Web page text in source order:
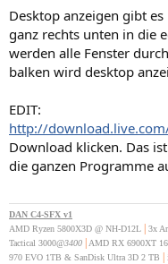
Desktop anzeigen gibt
ganz rechts unten in die
werden alle Fenster
balken wird desktop
EDIT:
http://
Download klicken. Das
die ganzen Programme
DAN C4-SFX v1
AMD Ryzen 5800X3D @ NH-D12L | 3x
Tactical 3000@3400 | AMD RX 6900XT
970 EVO 1TB & SanDisk Ultra 3D 2 TB |